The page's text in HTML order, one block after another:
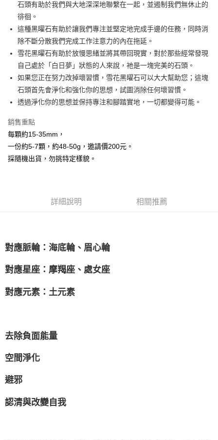
街口支付
悠遊付
ATM付款
運送方式
每筆NT$80，滿NT$3,000(含以上)免運費
賣家宅配幫您送（台灣）
每筆NT$80，滿NT$3,000(含以上)免運費
石頭有助於我們與大地深深地聯繫在一起，並遏制我們無休止的
徘徊。
這種黑曜石有助於讓我們專注並堅定地完成手邊的任務，同時消
除不斷分散我們完成工作注意力的內在拖延。
雪花黑曜石有助於放慢思緒並將其帶回現實，對於那些經常發現
自己處於「白日夢」狀態的人來說，祂是一塊完美的石頭。
如果您正在努力改掉壞習慣，雪花黑曜石可以大大幫助您；這塊
石頭首先會淨化和強化你的思想，試圖消除任何壞習慣。
透過淨化你的思想並保持專注和腳踏實地，一切都變得可能。
銷售重點
每顆約15-35mm，
一份約5-7顆，約48-50g，邀請價200元。
採隨機出貨，勿挑特定樣貌。
詳細說明 相關推薦
對應脈輪：海底輪、眉心輪
對應星座：摩羯座、處女座
對應元素：土元素
去除負面能量
空間淨化
避邪
認清與改變自我